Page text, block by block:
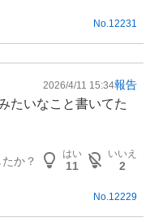
No. 12231
2026/4/11 15:34報告
たいなこと書いてた
か？
はい
11
いいえ
2
No.12229